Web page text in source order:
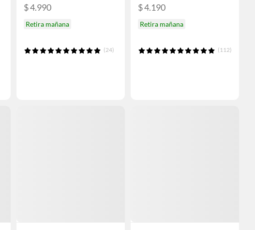
$ 4.990
Retira mañana
(24)
$ 4.190
Retira mañana
(112)